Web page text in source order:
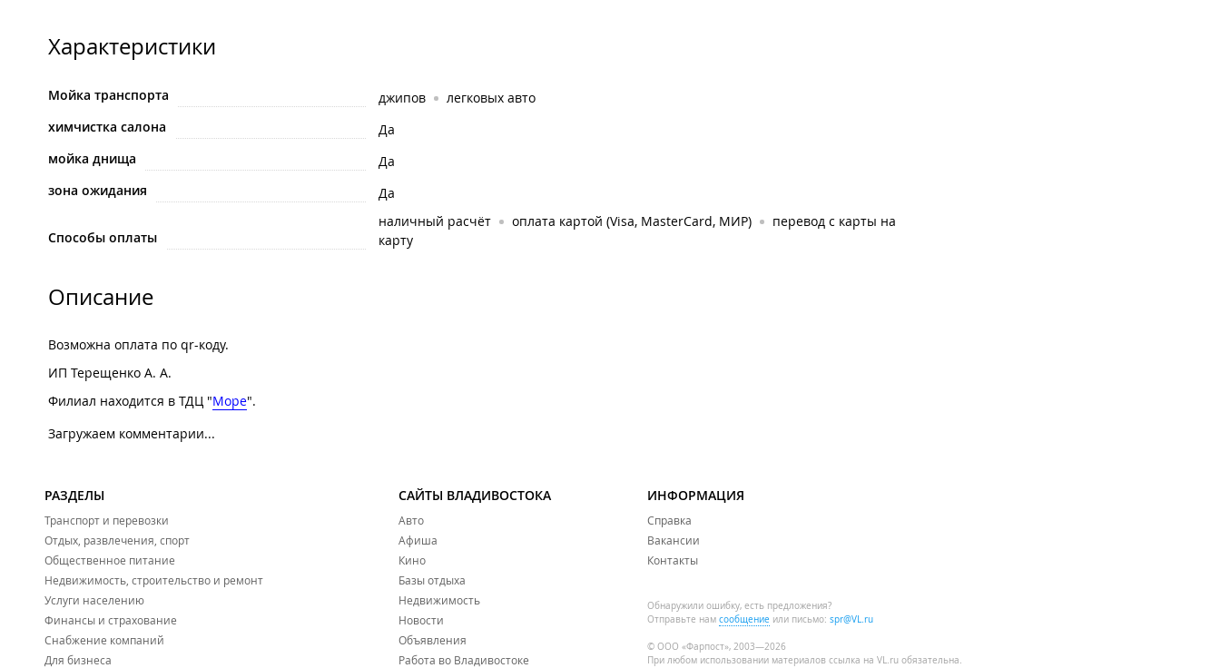
Характеристики
Мойка транспорта джипов
легковых авто
химчистка салона
Да
мойка днища
Да
зона ожидания
Да
Способы оплаты
наличный расчёт оплата картой (Visa, MasterCard, МИР)
перевод с карты на
карту
Описание
Возможна оплата по qr-коду.
ИП Терещенко А. А.
Филиал находится в ТДЦ "Море".
Загружаем комментарии...
РАЗДЕЛЫ
Транспорт и перевозки
Отдых, развлечения, спорт
Общественное питание
Недвижимость, строительство и ремонт
Услуги населению
Финансы и страхование
Снабжение компаний
Для бизнеса
САЙТЫ ВЛАДИВОСТОКА
Авто
Афиша
Кино
Базы отдыха
Недвижимость
Новости
Объявления
Работа во Владивостоке
ИНФОРМАЦИЯ
Справка
Вакансии
Контакты
Обнаружили ошибку, есть предложения?
Отправьте нам сообщение или письмо: spr@VL.ru
© ООО «Фарпост», 2003—2026
При любом использовании материалов ссылка на VL.ru обязательна.